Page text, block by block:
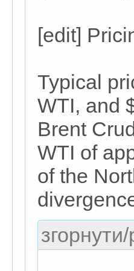
[edit]
Typical
WTI, and
Brent
WTI of
of the
згорнути/